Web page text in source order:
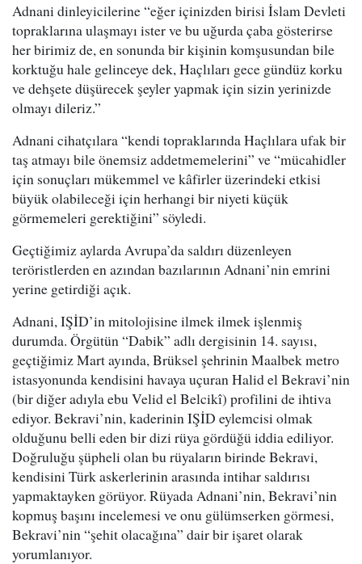
Adnani dinleyicilerine “eğer içinizden birisi İslam Devleti
topraklarına ulaşmayı ister ve bu uğurda çaba gösterirse
her birimiz de, en sonunda bir kişinin komşusundan bile
korktuğu hale gelinceye dek, Haçlıları gece gündüz korku
ve dehşete düşürecek şeyler yapmak için sizin yerinizde
olmayı dileriz.”
Adnani cihatçılara “kendi topraklarında Haçlılara ufak bir
taş atmayı bile önemsiz addetmemelerini” ve “mücahidler
için sonuçları mükemmel ve kâfirler üzerindeki etkisi
büyük olabileceği için herhangi bir niyeti küçük
görmemeleri gerektiğini” söyledi.
Geçtiğimiz aylarda Avrupa’da saldırı düzenleyen
teröristlerden en azından bazılarının Adnani’nin emrini
yerine getirdiği açık.
Adnani, IŞİD’in mitolojisine ilmek ilmek işlenmiş
durumda. Örgütün “Dabik” adlı dergisinin 14. sayısı,
geçtiğimiz Mart ayında, Brüksel şehrinin Maalbek metro
istasyonunda kendisini havaya uçuran Halid el Bekravi’nin
(bir diğer adıyla ebu Velid el Belcikî) profilini de ihtiva
ediyor. Bekravi’nin, kaderinin IŞİD eylemcisi olmak
olduğunu belli eden bir dizi rüya gördüğü iddia ediliyor.
Doğruluğu şüpheli olan bu rüyaların birinde Bekravi,
kendisini Türk askerlerinin arasında intihar saldırısı
yapmaktayken görüyor. Rüyada Adnani’nin, Bekravi’nin
kopmuş başını incelemesi ve onu gülümserken görmesi,
Bekravi’nin “şehit olacağına” dair bir işaret olarak
yorumlanıyor.